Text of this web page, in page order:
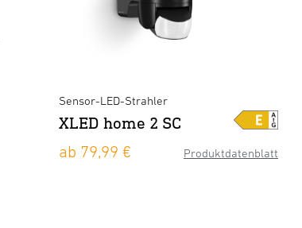
Produktdatenblatt
Sensor-LED-Strahler
XLED home 2 SC
ab 79,99 €